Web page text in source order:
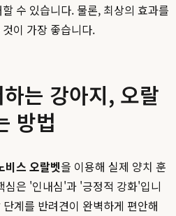
수 있습니다. 물론, 최상의 효과를
이 가장 좋습니다.
는 강아지, 오랄
방법
비스 오랄벳을 이용해 실제 양치 훈
심은 '인내심'과 '긍정적 강화'입니
계를 반려견이 완벽하게 편안해